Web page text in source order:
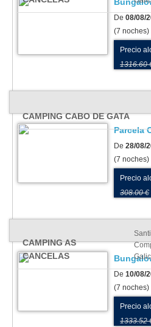
De 08/08/
(7 noches)
Precio
1316.60
CAMPING CABO DE GATA
Parcela
De 28/08/
(7 noches)
Precio
308.00 €
CAMPING AS
CANCELAS
De 10/08/
(7 noches)
Precio
1333.52